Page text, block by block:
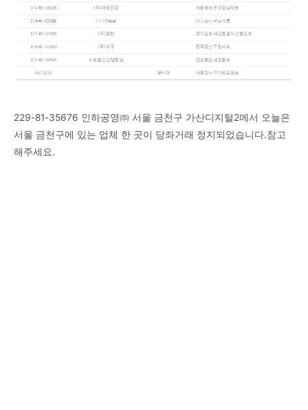
229-81-35676 인하공영㈜ 서울 금천구 가산디지털2에서 오늘은
서울 금천구에 있는 업체 한 곳이 당좌거래 정지되었습니다.참고
해주세요.